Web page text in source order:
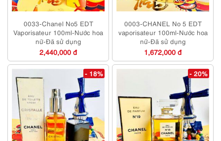
0033-Chanel No5 EDT
Vaporisateur 100ml-Nước hoa
nữ-Đã sử dụng
2,440,000 đ
0003-CHANEL No 5 EDT
vaporisateur 100ml-Nước hoa
nữ-Đã sử dụng
1,672,000 đ
- 18% - 20%